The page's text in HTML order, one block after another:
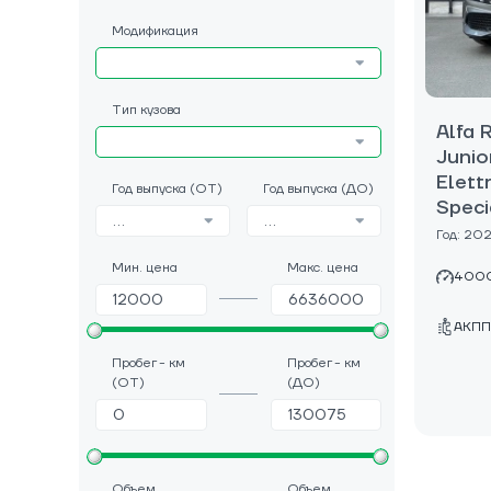
Модификация
Тип кузова
Год выпуска (ОТ)
...
Год выпуска (ДО)
...
Мин. цена Макс. цена
Пробег - км
(ОТ)
Пробег - км
(ДО)
Alfa
Год:
АКПП